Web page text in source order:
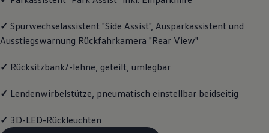
✓ Spurwechselassistent "Side Assist", Ausparkassistent und
Ausstiegswarnung Rückfahrkamera "Rear View"
✓ Rücksitzbank/-lehne, geteilt, umlegbar
✓ Lendenwirbelstütze, pneumatisch einstellbar beidseitig
✓ 3D-LED-Rückleuchten